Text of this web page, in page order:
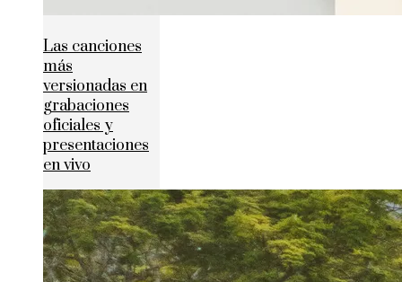
Las canciones
más
versionadas en
grabaciones
oficiales y
presentaciones
en vivo